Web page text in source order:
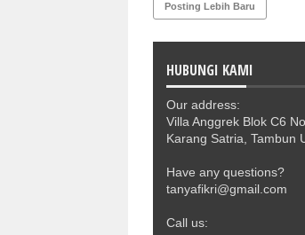
Posting Lebih Baru
HUBUNGI KAMI
Our address:
Villa Anggrek Blok C6
Karang Satria, Tambun
Have any questions?
tanyafikri@gmail.com
Call us: